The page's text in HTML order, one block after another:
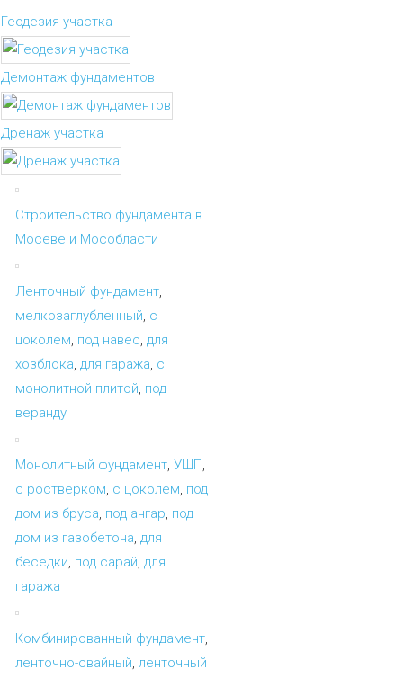
Геодезия участка
Демонтаж фундаментов
Дренаж участка
Строительство фундамента в
Мосеве и Мособласти
Ленточный фундамент,
мелкозаглубленный, с
цоколем, под навес, для
хозблока, для гаража, с
монолитной плитой, под
веранду
Монолитный фундамент, УШП,
с ростверком, с цоколем, под
дом из бруса, под ангар, под
дом из газобетона, для
беседки, под сарай, для
гаража
Комбинированный фундамент,
ленточно-свайный, ленточный